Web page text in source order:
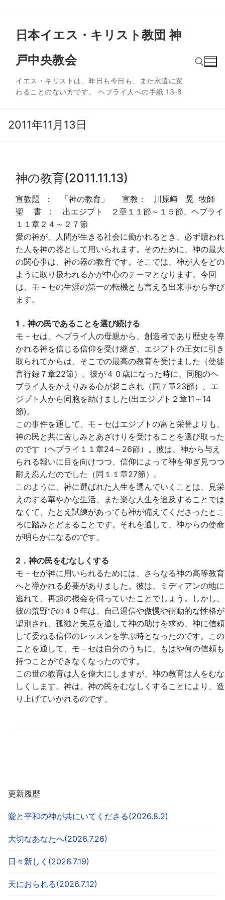
日本イエス・キリスト教団 神
戸中央教会
イエス・キリストは、昨日も今日も、また永遠に変
わることのない方です。 ヘブライ人への手紙 13‐8
2011年11月13日
神の教育(2011.11.13)
宣教題 ： 「神の教育」 宣教： 川原﨑 晃 牧師
聖 書 ： 出エジプト ２章１１節～１５節、ヘブライ
１１章２４～２７節
愛の神が、人間が生きる社会に働かれるとき、必ず贖われ
た人を神の器として用いられます。そのために、神の最大
の関心事は、神の器の教育です。そこでは、神が人をどの
ように取り扱われるかが中心のテーマとなります。今回
は、モ－セの生涯の第一の転機とも言える出来事から学び
ます。
1．神の民であることを選び続ける
モ－セは、ヘブライ人の母親から、創造者であり歴史を導
かれる神を信じる信仰を受け継ぎ、エジプトの王女に引き
取られてからは、そこでの最高の教育を受けました（使徒
言行録７章22節）。彼が４０歳になった時に、同胞のヘ
ブライ人をかえりみる心が起こされ（同７章23節）、エ
ジプト人から同胞を助けました(出エジプト２章11～14
節)。
この事件を通して、モ－セはエジプトの富と栄誉よりも、
神の民と共に苦しみとあざけりを受けることを選び取った
のです（ヘブライ１１章24～26節）。彼は、神から与え
られる報いに目を向けつつ、信仰によって神を仰ぎ見つつ
耐え忍んだのでした（同１１章27節）。
このように、神に選ばれた人生を選んでいくことは、見栄
えのする華やかな生活、また楽な人生を追及することでは
なくて、たとえ試練があっても神が備えてくださったとこ
ろに踏みとどまることです。それを通して、神からの使命
が明らかになるのです。
2．神の民をむなしくする
モ－セが神に用いられるためには、さらなる神の高等教育
へと導かれる必要がありました。彼は、ミディアンの地に
逃れて、再起の機会を伺っていたことでしょう。しかし、
彼の荒野での４０年は、自己過信や傲慢や衝動的な性格が
聖別され、孤独と失意を通して神の助けを求め、神に信頼
して委ねる信仰のレッスンを学ぶ時となったのです。この
ことを通して、モ－セは自分のうちに、もはや何の信頼も
持つことができなくなったのです。
この世の教育は人を偉大にしますが、神の教育は人をむな
しくします。神は、神の民をむなしくすることにより、造
り上げていかれるのです。
更新履歴
愛と平和の神が共にいてくださる(2026.8.2)
大切なあなたへ(2026.7.26)
日々新しく(2026.7.19)
天におられる(2026.7.12)